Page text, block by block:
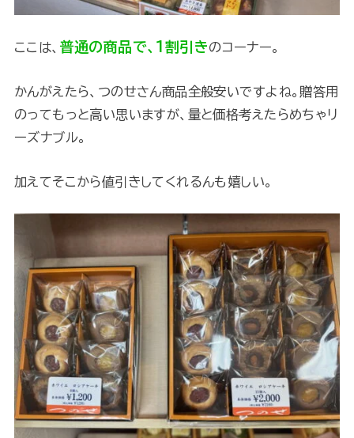
ここは、 普通の商品で、1割引きのコーナー。
かんがえたら、つのせさん商品全般安いですよね。贈答用
のってもっと高い思いますが、量と価格考えたらめちゃリ
ーズナブル。
加えてそこから値引きしてくれるんも嬉しい。